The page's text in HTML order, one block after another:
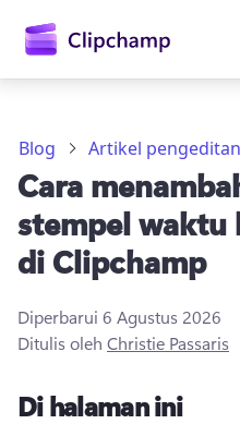
utama
Masuk
Blog Artikel
Cara
stempel waktu
di Clipchamp
Diperbarui 6 Agustus 2026
Ditulis oleh Christie Passaris
Di halaman ini